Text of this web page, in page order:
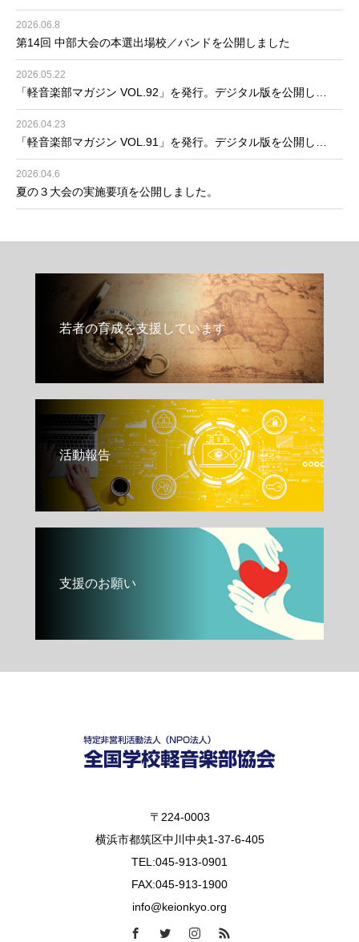
2026.06.8
第14回 中部大会の本選出場校／バンドを公開しました
2026.05.22
「軽音楽部マガジン VOL.92」を発行。デジタル版を公開し…
2026.04.23
「軽音楽部マガジン VOL.91」を発行。デジタル版を公開し…
2026.04.6
夏の３大会の実施要項を公開しました。
若者の育成を支援しています
活動報告
支援のお願い
〒224-0003
横浜市都筑区中川中央1-37-6-405
TEL:045-913-0901
FAX:045-913-1900
info@keionkyo.org